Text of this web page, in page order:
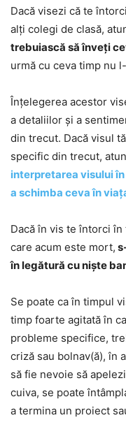
Dacă visezi că te
alți colegi de clasă,
trebuiască să înveți
urmă cu ceva timp nu
Înțelegerea acestor
a detaliilor și a
din trecut. Dacă visul
specific din trecut,
interpretarea visului
a schimba ceva în
Dacă în vis te întorci
care acum este mort,
în legătură cu niște
Se poate ca în timpul
timp foarte agitată în
probleme specifice,
criză sau bolnav(ă), în
să fie nevoie să
cuiva, se poate
a termina un proiect